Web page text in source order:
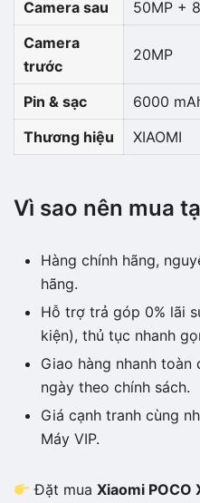
Camera sau
50MP +
Camera
trước
20MP
Pin & sạc
6000
Thương hiệu
XIAOMI
Vì sao nên mua
Hàng chính hãng,
hãng.
Hỗ trợ trả góp 0% lãi
kiện), thủ tục nhanh
Giao hàng nhanh
ngày theo chính sách.
Giá cạnh tranh cùng
Máy VIP.
Đặt muaXiaomi POCO